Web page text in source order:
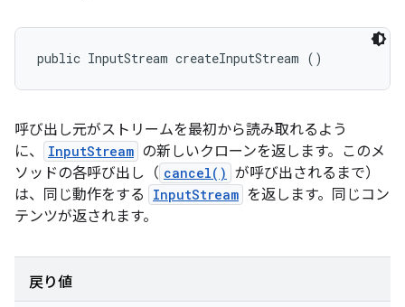
public InputStream createInputStream ()
呼び出し元がストリームを最初から読み取れるよう
に、
InputStream の新しいクローンを返します。このメ
ソッドの各呼び出し（ cancel() が呼び出されるまで）
は、同じ動作をする
InputStream を返します。同じコン
テンツが返されます。
戻り値